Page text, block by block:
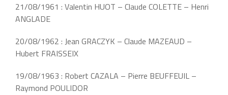
21/08/1961 : Valentin HUOT – Claude COLETTE – Henri
ANGLADE
20/08/1962 : Jean GRACZYK – Claude MAZEAUD –
Hubert FRAISSEIX
19/08/1963 : Robert CAZALA – Pierre BEUFFEUIL –
Raymond POULIDOR